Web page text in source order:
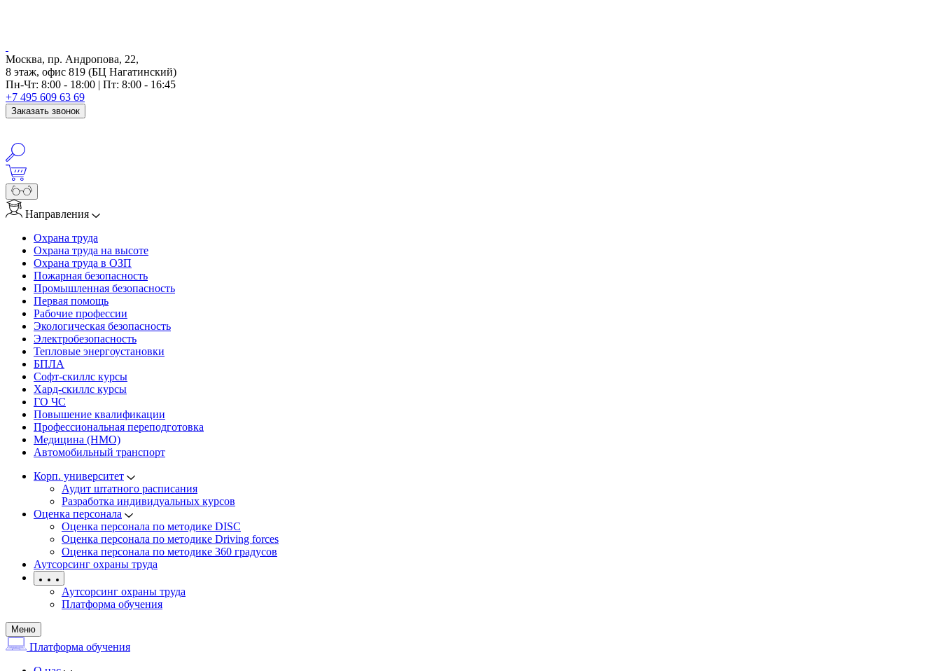
Москва, пр. Андропова, 22,
8 этаж, офис 819 (БЦ Нагатинский)
Пн-Чт: 8:00 - 18:00 | Пт: 8:00 - 16:45
+7 495 609 63 69
Заказать звонок
Направления
Охрана труда
Охрана труда на высоте
Охрана труда в ОЗП
Пожарная безопасность
Промышленная безопасность
Первая помощь
Рабочие профессии
Экологическая безопасность
Электробезопасность
Тепловые энергоустановки
БПЛА
Софт-скиллс курсы
Хард-скиллс курсы
ГО ЧС
Повышение квалификации
Профессиональная переподготовка
Медицина (НМО)
Автомобильный транспорт
Корп. университет
Аудит штатного расписания
Разработка индивидуальных курсов
Оценка персонала
Оценка персонала по методике DISC
Оценка персонала по методике Driving forces
Оценка персонала по методике 360 градусов
Аутсорсинг охраны труда
Аутсорсинг охраны труда
Платформа обучения
Меню
Платформа обучения